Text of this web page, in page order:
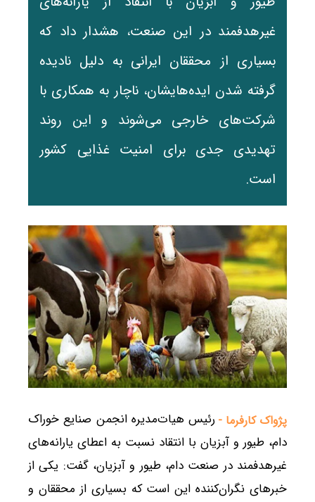
غیرهدفمند در این صنعت، هشدار داد که
بسیاری از محققان ایرانی به دلیل نادیده
گرفته شدن ایده‌هایشان، ناچار به همکاری با
شرکت‌های خارجی می‌شوند و این روند
تهدیدی جدی برای امنیت غذایی کشور
است.
پژواک کارفرما - رئیس هیات‌مدیره انجمن صنایع خوراک
دام، طیور و آبزیان با انتقاد نسبت به اعطای یارانه‌های
غیرهدفمند در صنعت دام، طیور و آبزیان، گفت: یکی از
خبرهای نگران‌کننده این است که بسیاری از محققان و